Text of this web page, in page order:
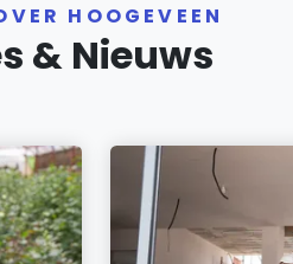
HOOGEVEEN
& Nieuws